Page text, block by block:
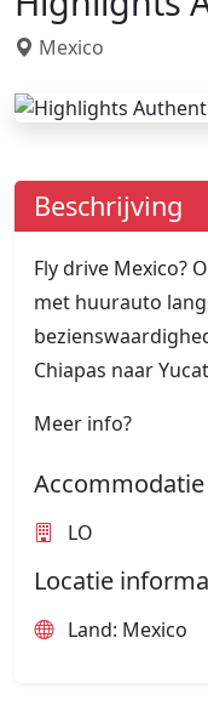
Mexico
Beschrijving
Fly drive Mexico?
met huurauto
Chiapas naar
Meer info?
LO
Locatie
Land: Mexico